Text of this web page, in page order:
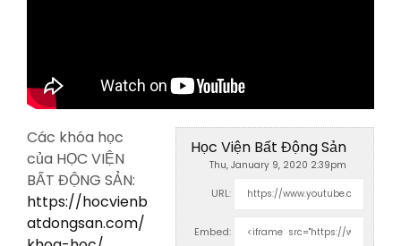
Học Viện Bất Động Sản
Thu, January 9, 2020 2:39pm
URL:
Embed:
Các khóa học
của HỌC VIỆN
BẤT ĐỘNG SẢN:
https://hocvienb
atdongsan.com/